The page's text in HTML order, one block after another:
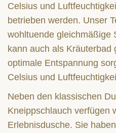
Celsius und
betrieben werden. Unser
wohltuende gleichmäßige
kann auch als Kräuterbad
optimale Entspannung
Celsius und
Neben den klassischen
Kneippschlauch verfügen
Erlebnisdusche. Sie